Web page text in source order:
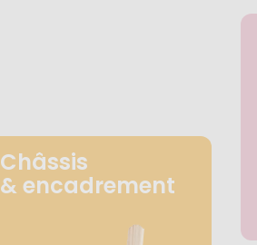
Châssis
& encadrement